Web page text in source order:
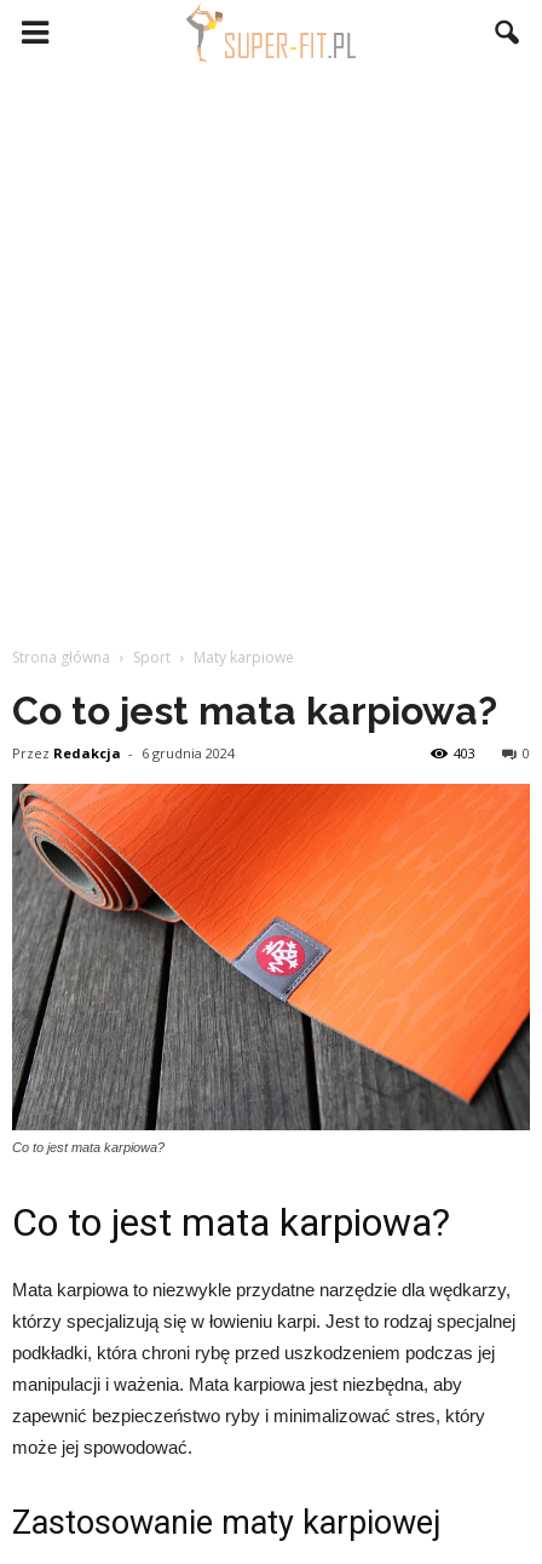
Strona główna Sport Maty karpiowe
Co to jest mata karpiowa?
Przez Redakcja - 6 grudnia 2024 0
403
Co to jest mata karpiowa?
Co to jest mata karpiowa?
Mata karpiowa to niezwykle przydatne narzędzie dla wędkarzy,
którzy specjalizują się w łowieniu karpi. Jest to rodzaj specjalnej
podkładki, która chroni rybę przed uszkodzeniem podczas jej
manipulacji i ważenia. Mata karpiowa jest niezbędna, aby
zapewnić bezpieczeństwo ryby i minimalizować stres, który
może jej spowodować.
Zastosowanie maty karpiowej